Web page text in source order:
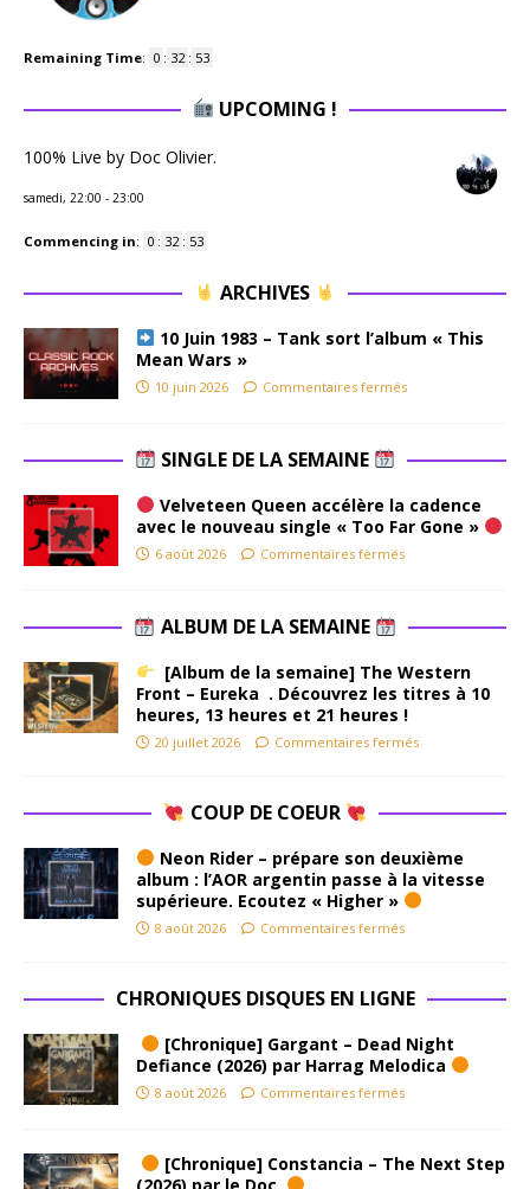
Remaining Time: 0 : 32 : 52
UPCOMING !
100% Live by Doc Olivier.
samedi, 22:00 - 23:00
Commencing in: 0 : 32 : 52
ARCHIVES
10 Juin 1983 – Tank sort l’album « This
Mean Wars »
10 juin 2026 Commentaires fermés
SINGLE DE LA SEMAINE
Velveteen Queen accélère la cadence
avec le nouveau single « Too Far Gone »
6 août 2026 Commentaires fermés
ALBUM DE LA SEMAINE
[Album de la semaine] The Western
Front – Eureka . Découvrez les titres à 10
heures, 13 heures et 21 heures !
20 juillet 2026 Commentaires fermés
COUP DE COEUR
Neon Rider – prépare son deuxième
album : l’AOR argentin passe à la vitesse
supérieure. Ecoutez « Higher »
8 août 2026 Commentaires fermés
CHRONIQUES DISQUES EN LIGNE
[Chronique] Gargant – Dead Night
Defiance (2026) par Harrag Melodica
8 août 2026 Commentaires fermés
[Chronique] Constancia – The Next Step